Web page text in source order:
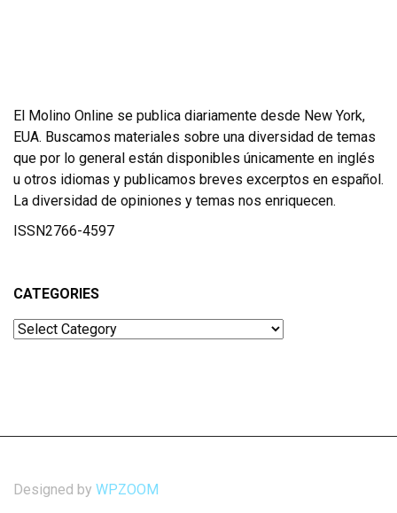
El Molino Online se publica diariamente desde New York,
EUA. Buscamos materiales sobre una diversidad de temas
que por lo general están disponibles únicamente en inglés
u otros idiomas y publicamos breves excerptos en español.
La diversidad de opiniones y temas nos enriquecen.
ISSN2766-4597
CATEGORIES
Categories
Designed by WPZOOM